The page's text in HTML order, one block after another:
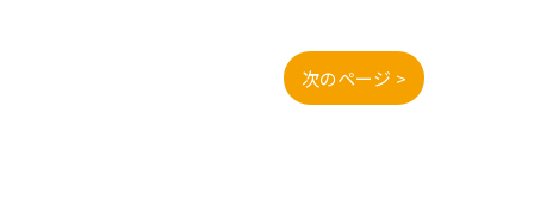
次のページ >